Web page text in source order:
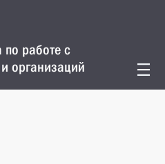
по работе с
организаций